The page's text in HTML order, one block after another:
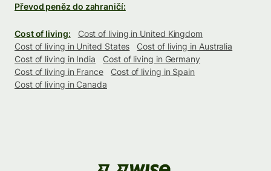
Převod peněz do zahraničí:
Cost of living:
Cost of living in United Kingdom
Cost of living in United States
Cost of living in Australia
Cost of living in India
Cost of living in Germany
Cost of living in France
Cost of living in Spain
Cost of living in Canada